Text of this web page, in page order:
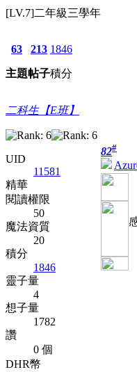
[LV.7]二年級三學年
63
主題
213
帖子
1846
積分
二科生【E班】
UID
11581
精華
閱讀權限
50
魔法資質
20
積分
1846
靈子量
4
想子量
1782
讚
0 個
DHR幣
82#